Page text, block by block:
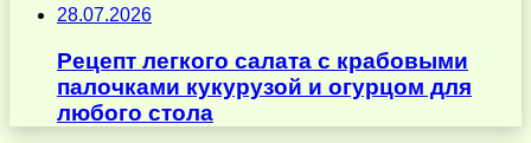
28.07.2026
Рецепт легкого салата с крабовыми
палочками кукурузой и огурцом для
любого стола